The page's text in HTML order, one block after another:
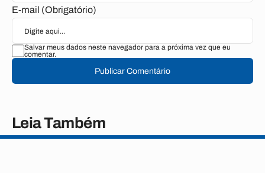
E-mail (Obrigatório)
Salvar meus dados neste navegador para a próxima vez que eu
comentar.
Publicar Comentário
Leia Também